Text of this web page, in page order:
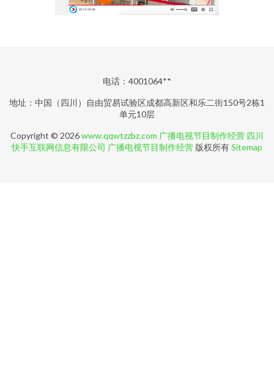
电话：4001064**
地址：中国（四川）自由贸易试验区成都高新区和乐二街150号2栋1
单元10层
Copyright © 2026www.qqwtzzbz.com 广播电视节目制作经营 四川
快手互联网信息有限公司 广播电视节目制作经营 版权所有Sitemap